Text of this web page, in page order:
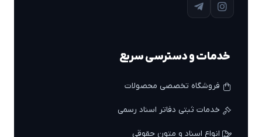
خدمات و دسترسی سریع
فروشگاه تخصصی محصولات
خدمات ثبتی دفاتر اسناد رسمی
انواع اسناد و متون حقوقی